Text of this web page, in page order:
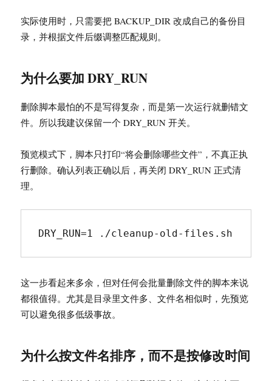
实际使用时，只需要把 BACKUP_DIR 改成自己的备份目
录，并根据文件后缀调整匹配规则。
为什么要加 DRY_RUN
删除脚本最怕的不是写得复杂，而是第一次运行就删错文
件。所以我建议保留一个 DRY_RUN 开关。
预览模式下，脚本只打印“将会删除哪些文件”，不真正执
行删除。确认列表正确以后，再关闭 DRY_RUN 正式清
理。
DRY_RUN=1 ./cleanup-old-files.sh
这一步看起来多余，但对任何会批量删除文件的脚本来说
都很值得。尤其是目录里文件多、文件名相似时，先预览
可以避免很多低级事故。
为什么按文件名排序，而不是按修改时间